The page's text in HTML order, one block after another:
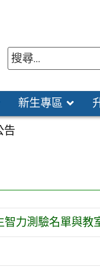
新生專區
告
力測驗名單與教